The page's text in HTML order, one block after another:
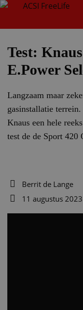
Test:
E.Power
Langzaam maar
gasinstallatie
Knaus een hele
test de de Sport 420
Auteur
Berrit de Lange
11 augustus 2023